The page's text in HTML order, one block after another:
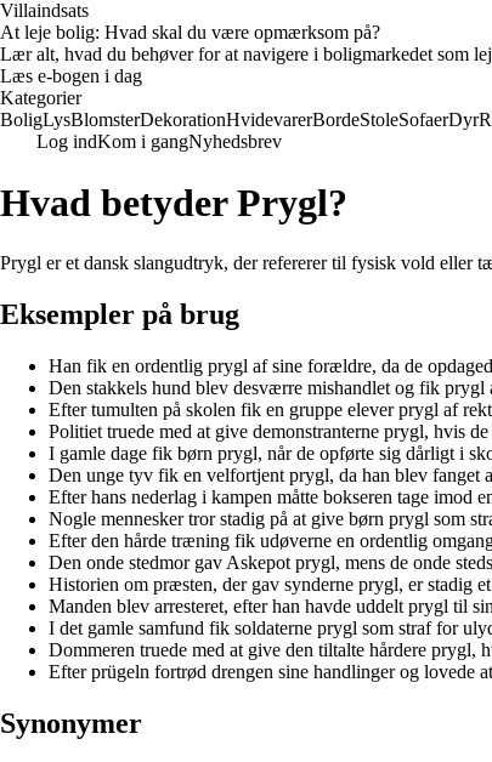
Villaindsats
At leje bolig: Hvad skal du være opmærksom på?
Lær alt, hvad du behøver for at navigere i boligmarkedet som
Læs e-bogen i dag
Kategorier
BoligLysBlomsterDekorationHvidevarerBordeStoleSofaerDyr
Log indKom i gangNyhedsbrev
Hvad betyder Prygl?
Prygl er et dansk slangudtryk, der refererer til fysisk vold eller
Eksempler på brug
Han fik en ordentlig prygl af sine forældre, da de
Den stakkels hund blev desværre mishandlet og fik prygl
Efter tumulten på skolen fik en gruppe elever prygl af
Politiet truede med at give demonstranterne prygl, hvis
I gamle dage fik børn prygl, når de opførte sig dårligt i
Den unge tyv fik en velfortjent prygl, da han blev fanget
Efter hans nederlag i kampen måtte bokseren tage imod
Nogle mennesker tror stadig på at give børn prygl som
Efter den hårde træning fik udøverne en ordentlig
Den onde stedmor gav Askepot prygl, mens de onde
Historien om præsten, der gav synderne prygl, er stadig
Manden blev arresteret, efter han havde uddelt prygl til
I det gamle samfund fik soldaterne prygl som straf for
Dommeren truede med at give den tiltalte hårdere prygl,
Efter prügeln fortrød drengen sine handlinger og lovede
Synonymer